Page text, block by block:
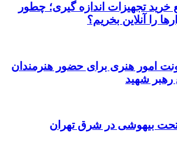
خرید تجهیزات اندازه گیری؛ چطور
را آنلاین بخریم؟
امور هنری برای حضور هنرمندان
رهبر شهید
تحت بیهوشی در شرق تهران